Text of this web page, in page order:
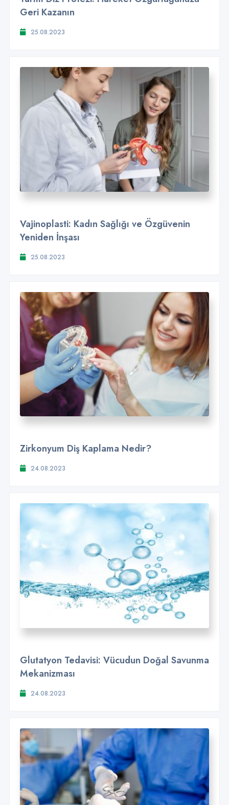
Geri Kazanın
25.08.2023
Vajinoplasti: Kadın Sağlığı ve Özgüvenin
Yeniden İnşası
25.08.2023
Zirkonyum Diş Kaplama Nedir?
24.08.2023
Glutatyon Tedavisi: Vücudun Doğal Savunma
Mekanizması
24.08.2023